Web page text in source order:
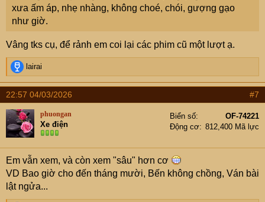
xưa ấm áp, nhẹ nhàng, không choé, chói, gượng gạo
như giờ.
Vâng tks cụ, để rảnh em coi lại các phim cũ một lượt ạ.
R
e
a
t
i
o
n
s
:
lairai
22:57 04/03/2026 #7
phuongan
Xe điện
Biển số
OF-74221
Động cơ
812,400 Mã lực
Em vẫn xem, và còn xem "sâu" hơn cơ
VD Bao giờ cho đến tháng mười, Bến không chồng, Ván bài
lật ngửa...